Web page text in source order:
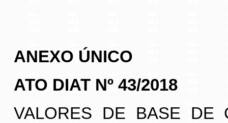
ANEXO ÚNICO
ATO DIAT Nº 43/2018
VALORES DE BASE DE